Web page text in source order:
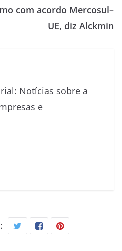
com acordo Mercosul–
UE, diz Alckmin
Notícias sobre a
e